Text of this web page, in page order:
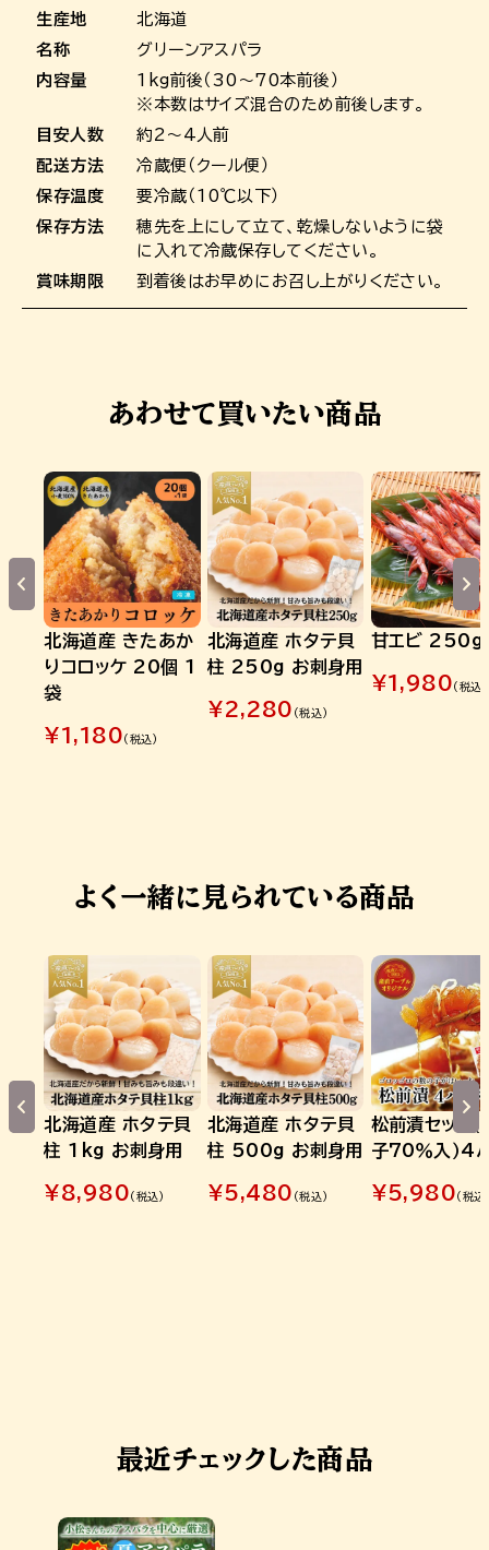
生産地
北海道
名称
グリーンアスパラ
内容量
1kg前後（30～70本前後）
※本数はサイズ混合のため前後します。
目安人数
約2～4人前
配送方法
冷蔵便（クール便）
保存温度
要冷蔵（10℃以下）
保存方法
穂先を上にして立て、乾燥しないように袋
に入れて冷蔵保存してください。
賞味期限
到着後はお早めにお召し上がりください。
あわせて買いたい商品
北海道産 きたあか
りコロッケ 20個 1
袋
¥1,180 (税込)
北海道産 ホタテ貝
柱 250g お刺身用
¥2,280 (税込)
甘エビ 250g
¥1,980 (税込)
よく一緒に見られている商品
北海道産 ホタテ貝
柱 1kg お刺身用
¥8,980 (税込)
北海道産 ホタテ貝
柱 500g お刺身用
¥5,480 (税込)
松前漬セット（
子70％入）4
¥5,980 (税込
最近チェックした商品